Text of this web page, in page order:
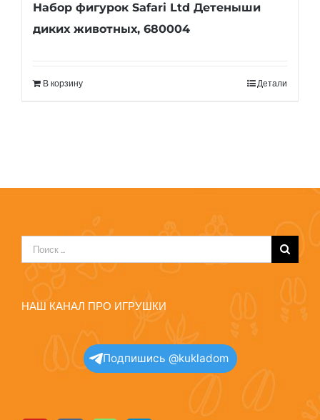
Набор фигурок Safari Ltd Детеныши
диких животных, 680004
В корзину Детали
Результат
поиска:
НАШ КАНАЛ ПРО ИГРУШКИ
Подпишись @kukladom